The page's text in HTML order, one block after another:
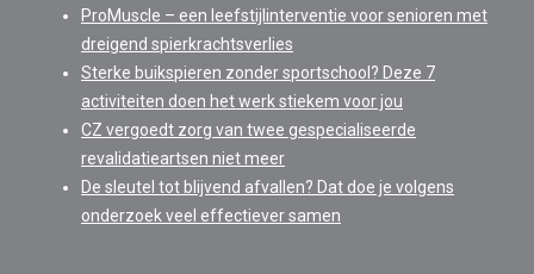
ProMuscle – een leefstijlinterventie voor senioren met
dreigend spierkrachtsverlies
Sterke buikspieren zonder sportschool? Deze 7
activiteiten doen het werk stiekem voor jou
CZ vergoedt zorg van twee gespecialiseerde
revalidatieartsen niet meer
De sleutel tot blijvend afvallen? Dat doe je volgens
onderzoek veel effectiever samen